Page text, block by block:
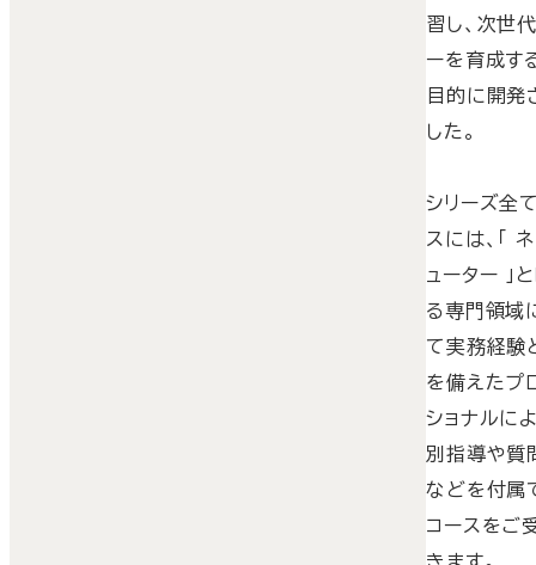
習し、次世
ーを育成す
目的に開発
した。
シリーズ全
スには、「
ューター 」
る専門領域
て実務経験
を備えたプ
ショナルに
別指導や質
などを付属
コースをご